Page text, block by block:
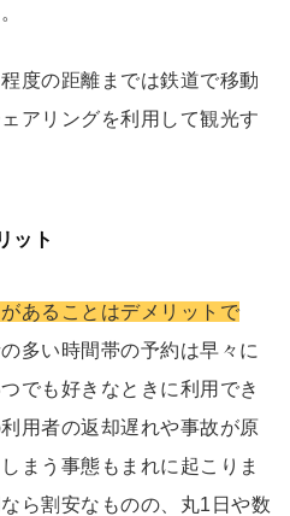
度の距離までは鉄道で移動
アリングを利用して観光す
ット
あることはデメリットで
多い時間帯の予約は早々に
でも好きなときに利用でき
用者の返却遅れや事故が原
まう事態もまれに起こりま
ら割安なものの、丸1日や数